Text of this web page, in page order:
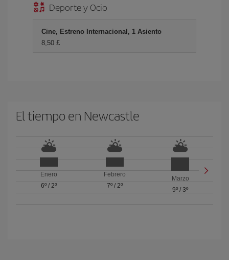
Deporte y Ocio
Cine, Estreno Internacional, 1 Asiento
8,50 £
El tiempo en Newcastle
Enero
6º/ 2º
Febrero
7º/ 2º
Marzo
9º /3º